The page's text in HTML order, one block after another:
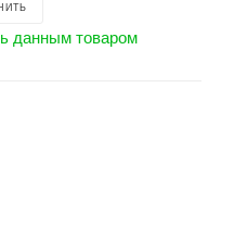
данным товаром